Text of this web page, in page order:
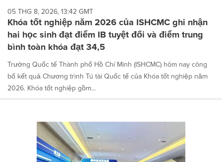
each
option
selected.
05 THG 8, 2026, 13:42 GMT
Khóa tốt nghiệp năm 2026 của ISHCMC ghi nhận
hai học sinh đạt điểm IB tuyệt đối và điểm trung
bình toàn khóa đạt 34,5
Trường Quốc tế Thành phố Hồ Chí Minh (ISHCMC) hôm nay công
bố kết quả Chương trình Tú tài Quốc tế của Khóa tốt nghiệp năm
2026. Khóa tốt nghiệp gồm...